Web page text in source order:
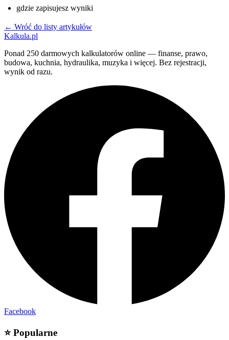
gdzie zapisujesz wyniki
← Wróć do listy artykułów
Kalkula.pl
Ponad 250 darmowych kalkulatorów online — finanse, prawo,
budowa, kuchnia, hydraulika, muzyka i więcej. Bez rejestracji,
wynik od razu.
Facebook
⭐ Popularne